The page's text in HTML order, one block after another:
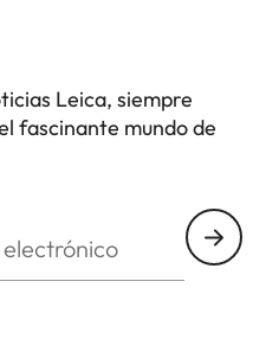
Leica, siempre
fascinante mundo de